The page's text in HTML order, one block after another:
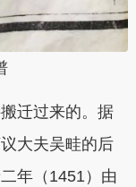
迁过来的。据
大夫吴畦的后
年（1451）由